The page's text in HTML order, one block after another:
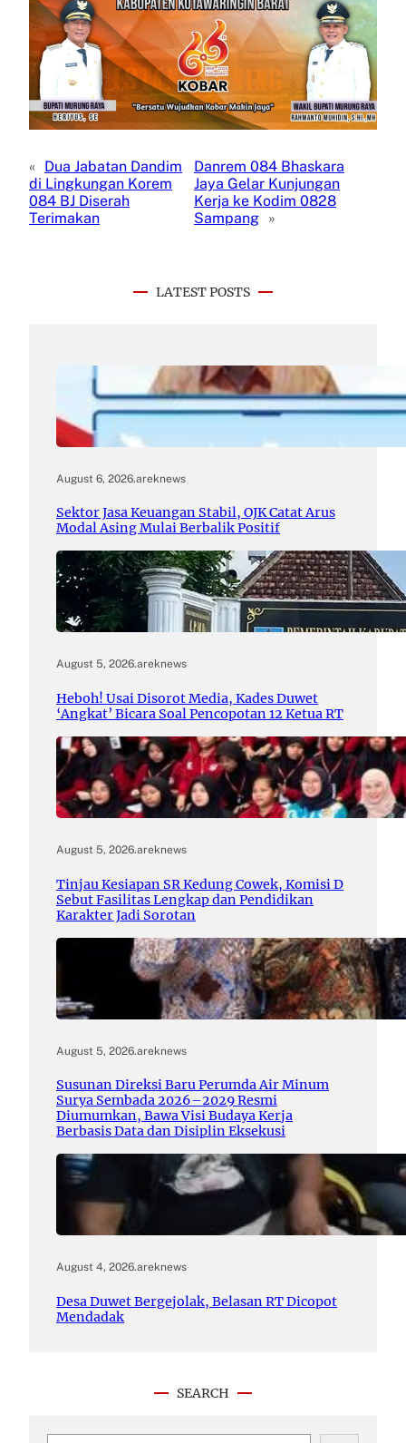
« Dua Jabatan Dandim
di Lingkungan Korem
084 BJ Diserah
Terimakan
Danrem 084 Bhaskara
Jaya Gelar Kunjungan
Kerja ke Kodim 0828
Sampang »
LATEST POSTS
August 6, 2026.areknews
Sektor Jasa Keuangan Stabil, OJK Catat Arus
Modal Asing Mulai Berbalik Positif
August 5, 2026.areknews
Heboh! Usai Disorot Media, Kades Duwet
‘Angkat’ Bicara Soal Pencopotan 12 Ketua RT
August 5, 2026.areknews
Tinjau Kesiapan SR Kedung Cowek, Komisi D
Sebut Fasilitas Lengkap dan Pendidikan
Karakter Jadi Sorotan
August 5, 2026.areknews
Susunan Direksi Baru Perumda Air Minum
Surya Sembada 2026–2029 Resmi
Diumumkan, Bawa Visi Budaya Kerja
Berbasis Data dan Disiplin Eksekusi
August 4, 2026.areknews
Desa Duwet Bergejolak, Belasan RT Dicopot
Mendadak
SEARCH